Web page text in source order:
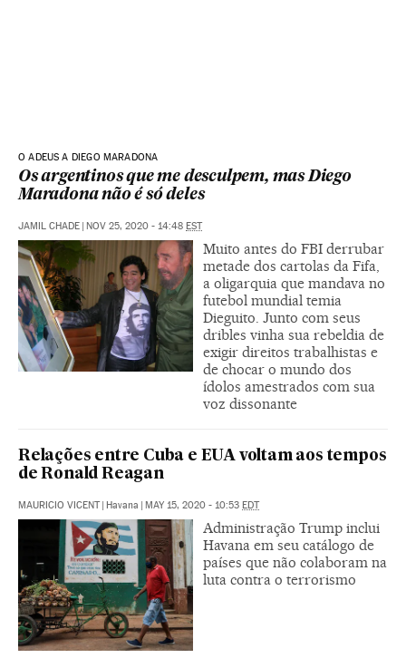
O ADEUS A DIEGO MARADONA
Os argentinos que me desculpem, mas Diego
Maradona não é só deles
JAMIL CHADE | NOV 25, 2020 - 14:48 EST
Muito antes do FBI derrubar
metade dos cartolas da Fifa,
a oligarquia que mandava no
futebol mundial temia
Dieguito. Junto com seus
dribles vinha sua rebeldia de
exigir direitos trabalhistas e
de chocar o mundo dos
ídolos amestrados com sua
voz dissonante
Relações entre Cuba e EUA voltam aos tempos
de Ronald Reagan
MAURICIO VICENT | Havana | MAY 15, 2020 - 10:53 EDT
Administração Trump inclui
Havana em seu catálogo de
países que não colaboram na
luta contra o terrorismo